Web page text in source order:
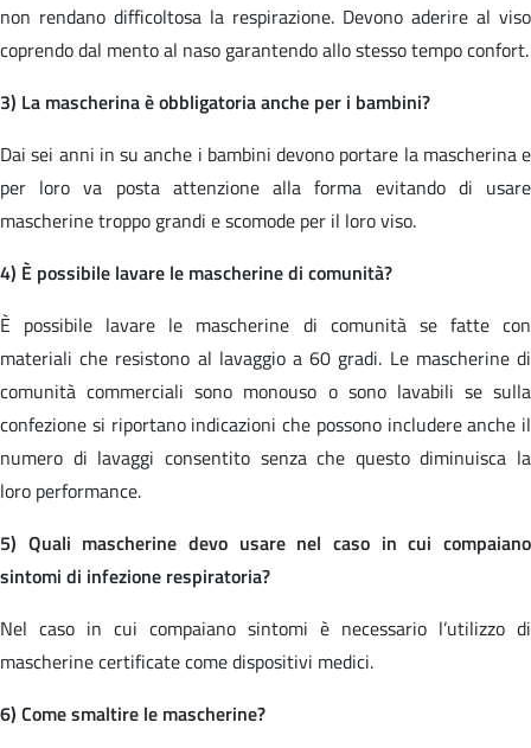
non rendano difficoltosa la respirazione. Devono aderire al viso
coprendo dal mento al naso garantendo allo stesso tempo confort.
3) La mascherina è obbligatoria anche per i bambini?
Dai sei anni in su anche i bambini devono portare la mascherina e
per loro va posta attenzione alla forma evitando di usare
mascherine troppo grandi e scomode per il loro viso.
4) È possibile lavare le mascherine di comunità?
È possibile lavare le mascherine di comunità se fatte con
materiali che resistono al lavaggio a 60 gradi. Le mascherine di
comunità commerciali sono monouso o sono lavabili se sulla
confezione si riportano indicazioni che possono includere anche il
numero di lavaggi consentito senza che questo diminuisca la
loro performance.
5) Quali mascherine devo usare nel caso in cui compaiano
sintomi di infezione respiratoria?
Nel caso in cui compaiano sintomi è necessario l’utilizzo di
mascherine certificate come dispositivi medici.
6) Come smaltire le mascherine?